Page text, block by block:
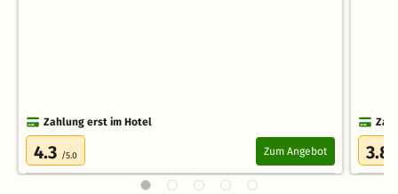
Zahlung erst im Hotel
4.3 /5.0 Zum Angebot 3.8